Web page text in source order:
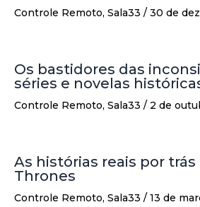
Controle Remoto, Sala33 / 30 de
Os bastidores das
séries e novelas
Controle Remoto, Sala33 / 2 de
As histórias reais por
Thrones
Controle Remoto, Sala33 / 13 de